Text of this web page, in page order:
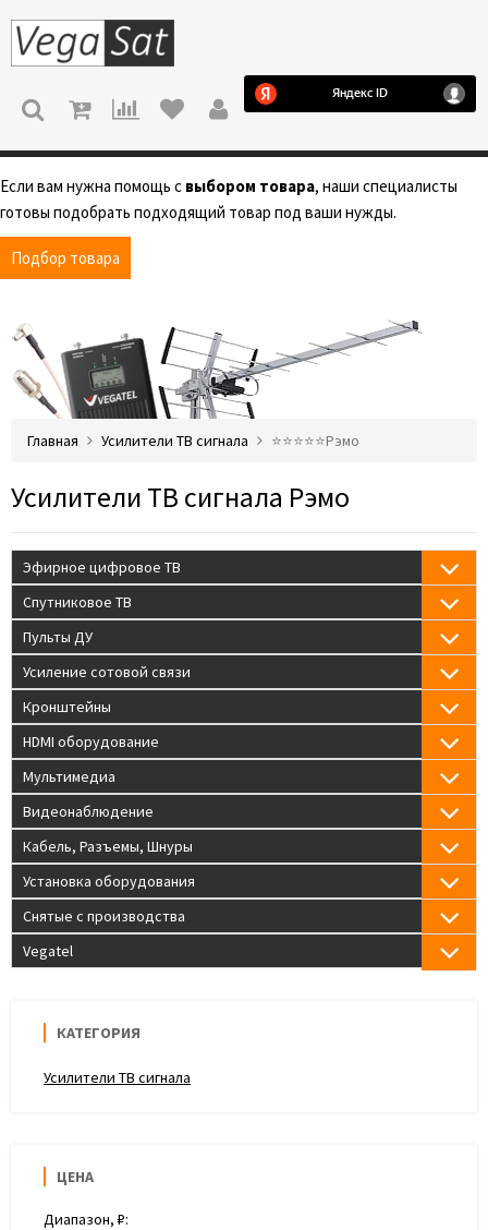
МЕНЮ
Если вам нужна помощь с выбором товара, наши специалисты
готовы подобрать подходящий товар под ваши нужды.
Подбор товара
Главная Усилители ТВ сигнала ⭐️⭐️⭐️⭐️⭐️Рэмо
Усилители ТВ сигнала Рэмо
Эфирное цифровое ТВ
Спутниковое ТВ
Пульты ДУ
Усиление сотовой связи
Кронштейны
HDMI оборудование
Мультимедиа
Видеонаблюдение
Кабель, Разъемы, Шнуры
Установка оборудования
Снятые с производства
Vegatel
КАТЕГОРИЯ
Усилители ТВ сигнала
ЦЕНА
Диапазон, ₽: